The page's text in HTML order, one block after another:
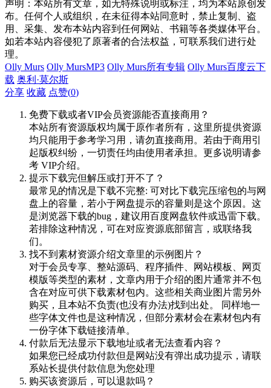
声明：本站所有文章，如无特殊说明或标注，均为本站原创发
布。任何个人或组织，在未征得本站同意时，禁止复制、盗
用、采集、发布本站内容到任何网站、书籍等各类媒体平台。
如若本站内容侵犯了原著者的合法权益，可联系我们进行处
理。
Olly Murs Olly MursMP3 Olly Murs所有专辑 Olly Murs百度云下
载 奥利·莫尔斯
分享 收藏 点赞(0)
免费下载或者VIP会员资源能否直接商用？
本站所有资源版权均属于原作者所有，这里所提供资源
均只能用于参考学习用，请勿直接商用。若由于商用引
起版权纠纷，一切责任均由使用者承担。更多说明请参
考 VIP介绍。
提示下载完但解压或打开不了？
最常见的情况是下载不完整: 可对比下载完压缩包的与网
盘上的容量，若小于网盘提示的容量则是这个原因。这
是浏览器下载的bug，建议用百度网盘软件或迅雷下载。
若排除这种情况，可在对应资源底部留言，或联络我
们。
找不到素材资源介绍文章里的示例图片？
对于会员专享、整站源码、程序插件、网站模板、网页
模版等类型的素材，文章内用于介绍的图片通常并不包
含在对应可供下载素材包内。这些相关商业图片需另外
购买，且本站不负责(也没有办法)找到出处。 同样地一
些字体文件也是这种情况，但部分素材会在素材包内有
一份字体下载链接清单。
付款后无法显示下载地址或者无法查看内容？
如果您已经成功付款但是网站没有弹出成功提示，请联
系站长提供付款信息为您处理
购买该资源后，可以退款吗？